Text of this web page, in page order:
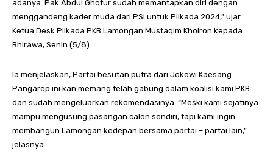
adanya. Pak Abdul Ghofur sudah memantapkan diri dengan
menggandeng kader muda dari PSI untuk Pilkada 2024,” ujar
Ketua Desk Pilkada PKB Lamongan Mustaqim Khoiron kepada
Bhirawa, Senin (5/8).
Ia menjelaskan, Partai besutan putra dari Jokowi Kaesang
Pangarep ini kan memang telah gabung dalam koalisi kami PKB
dan sudah mengeluarkan rekomendasinya. “Meski kami sejatinya
mampu mengusung pasangan calon sendiri, tapi kami ingin
membangun Lamongan kedepan bersama partai – partai lain,”
jelasnya.